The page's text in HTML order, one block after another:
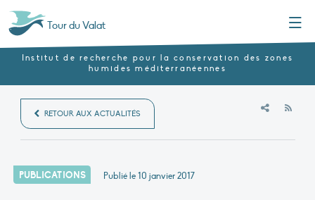
Tour du Valat
Institut de recherche pour la conservation des zones
humides méditerranéennes
RETOUR AUX ACTUALITÉS
PUBLICATIONS Publié le10 janvier 2017